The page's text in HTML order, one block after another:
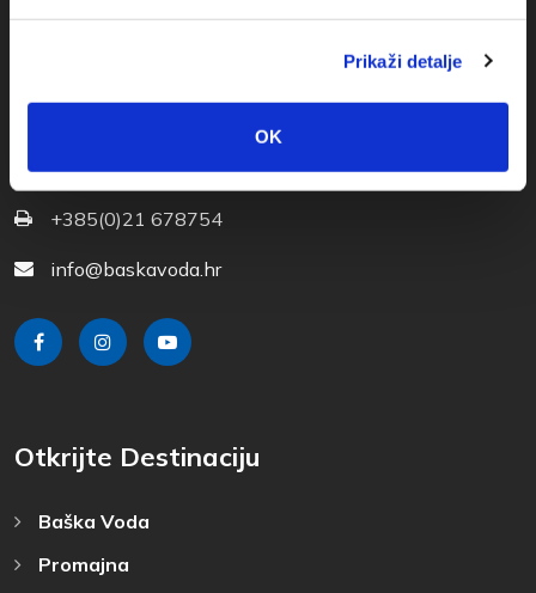
Prikaži detalje
OK
+385(0)21 620713
+385(0)21 678754
info@baskavoda.hr
Otkrijte Destinaciju
Baška Voda
Promajna